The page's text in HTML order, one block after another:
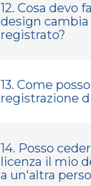
12. Cosa devo
design
registrato?
13. Come
registrazione
14. Posso
licenza il mio
a un'altra